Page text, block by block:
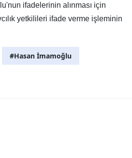
ifadelerinin alınması için
yetkilileri ifade verme işleminin
#Hasan İmamoğlu